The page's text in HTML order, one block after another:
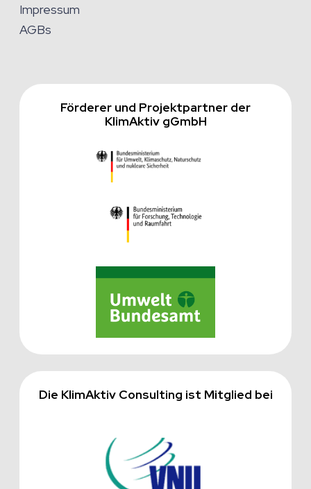
Impressum
AGBs
Förderer und Projektpartner der
KlimAktiv gGmbH
Die KlimAktiv Consulting ist Mitglied bei